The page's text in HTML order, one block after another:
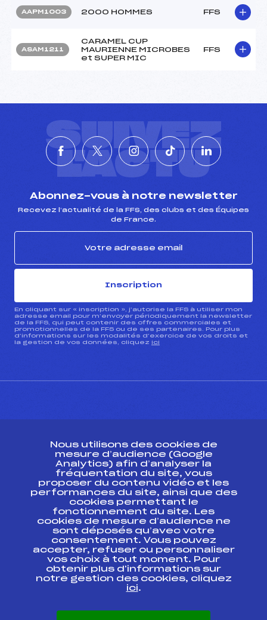
AAPM1003 2000 HOMMES FFS
ASAM1211
CARAMEL CUP
MAURIENNE MICROBES
et SUPER MIC
FFS
SUIVEZ
L'ACTU
Abonnez-vous à notre newsletter
Recevez l’actualité de la FFS, des clubs et des Équipes
de France.
Inscription
En cliquant sur « inscription », j’autorise la FFS à utiliser mon
adresse email pour m’envoyer périodiquement la newsletter
de la FFS, qui peut contenir des offres commerciales et
promotionnelles de la FFS ou de ses partenaires. Pour plus
d’informations sur les modalités d’exercice de vos droits et
la gestion de vos données, cliquez ici
ESPACE PRESSE
Ressources
Pass’Neige
Projet sportif fédéral
Projet de performance fédéral
Antidopage
Pôle Développement, Formation, Suivi
Scientifique
Listes ministérielles
Pôle vie de l’athlète
Nous utilisons des cookies de
mesure d’audience (Google
Analytics) afin d’analyser la
fréquentation du site, vous
proposer du contenu vidéo et les
performances du site, ainsi que des
cookies permettant le
fonctionnement du site. Les
cookies de mesure d’audience ne
sont déposés qu’avec votre
consentement. Vous pouvez
accepter, refuser ou personnaliser
vos choix à tout moment. Pour
obtenir plus d'informations sur
notre gestion des cookies, cliquez
ici.